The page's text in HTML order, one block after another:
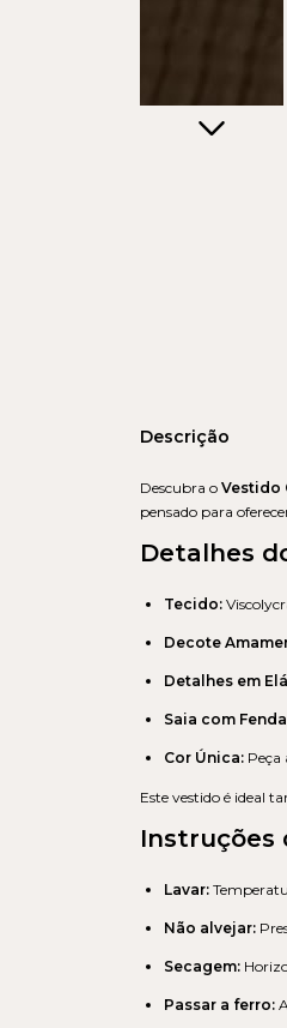
Descrição
Descubra o Vestido
pensado para
Detalhes
Tecido:
Decote
Detalhes em
Saia com
Cor Única: Peça
Este vestido é ideal
Instruções
Lavar:
Não alvejar:
Secagem:
Passar a ferro: